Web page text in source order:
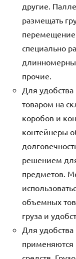
другие.
размещать
перемещение
специально
прочие.
Для
товаром на
коробов и
контейнеры
решением
предметов.
объемных
груза и
Для
применяются